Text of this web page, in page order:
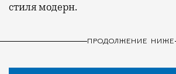
стиля модерн.
ПРОДОЛЖЕНИЕ НИЖЕ